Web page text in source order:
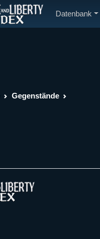
Datenbank
Gegenstände